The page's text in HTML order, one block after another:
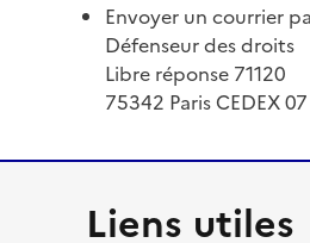
Envoyer un courrier
Défenseur des droits
Libre réponse 71120
75342 Paris CEDEX 07
Liens utiles